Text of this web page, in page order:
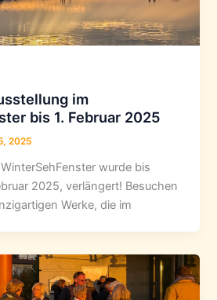
im
bis 1. Februar 2025
2025
wurde bis
2025, verlängert! Besuchen
Werke, die im